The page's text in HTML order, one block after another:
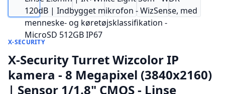
X-SECURITY
X-Security Turret Wizcolor IP
kamera - 8 Megapixel (3840x2160)
| Sensor 1/1.8" CMOS - Linse